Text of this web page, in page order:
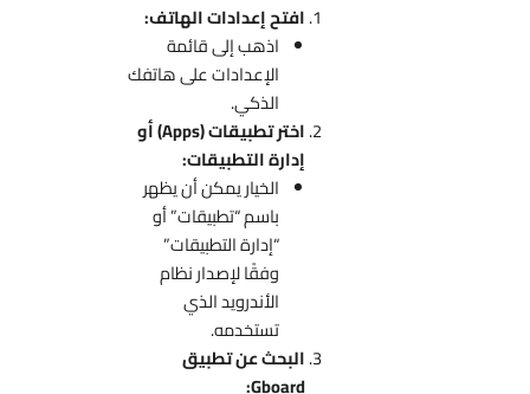
افتح إعدادات الهاتف:
اذهب إلى قائمة
الإعدادات على هاتفك
الذكي.
اختر تطبيقات (Apps) أو
إدارة التطبيقات:
الخيار يمكن أن يظهر
باسم “تطبيقات” أو
“إدارة التطبيقات”
وفقًا لإصدار نظام
الأندرويد الذي
تستخدمه.
البحث عن تطبيق
Gboard: